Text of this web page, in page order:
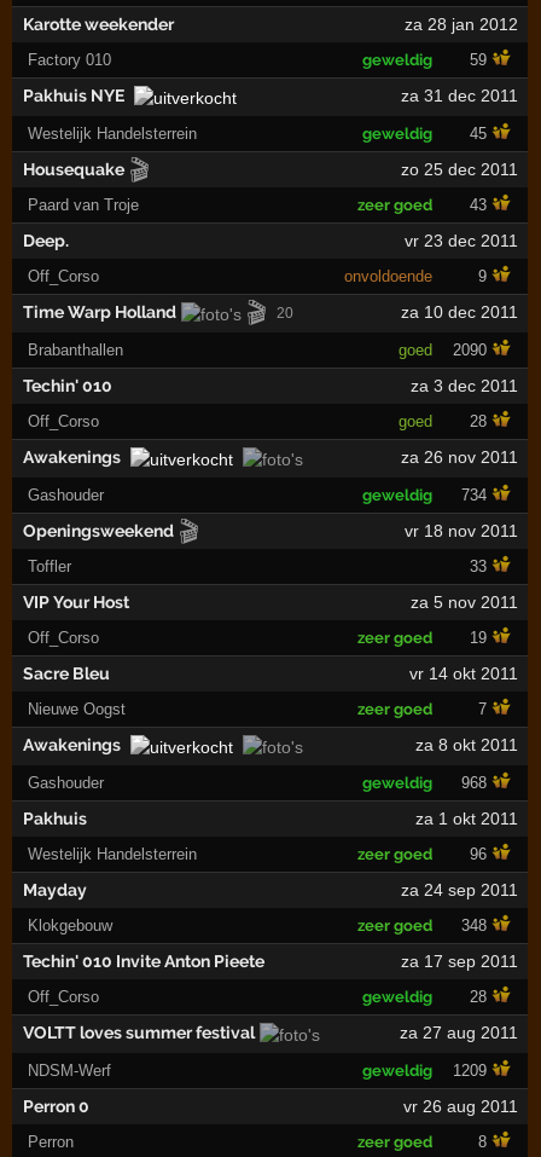
Karotte weekender za 28 jan 2012
Factory 010 geweldig 59
Pakhuis NYE za 31 dec 2011
Westelijk Handelsterrein geweldig 45
Housequake 🎬 zo 25 dec 2011
Paard van Troje zeer goed 43
Deep. vr 23 dec 2011
Off_Corso onvoldoende 9
Time Warp Holland 🎬 20 za 10 dec 2011
Brabanthallen goed 2090
Techin' 010 za 3 dec 2011
Off_Corso goed 28
Awakenings za 26 nov 2011
Gashouder geweldig 734
Openingsweekend 🎬 vr 18 nov 2011
Toffler 33
VIP Your Host za 5 nov 2011
Off_Corso zeer goed 19
Sacre Bleu vr 14 okt 2011
Nieuwe Oogst zeer goed 7
Awakenings za 8 okt 2011
Gashouder geweldig 968
Pakhuis za 1 okt 2011
Westelijk Handelsterrein zeer goed 96
Mayday za 24 sep 2011
Klokgebouw zeer goed 348
Techin' 010 Invite Anton Pieete za 17 sep 2011
Off_Corso geweldig 28
VOLTT loves summer festival za 27 aug 2011
NDSM-Werf geweldig 1209
Perron 0 vr 26 aug 2011
Perron zeer goed 8